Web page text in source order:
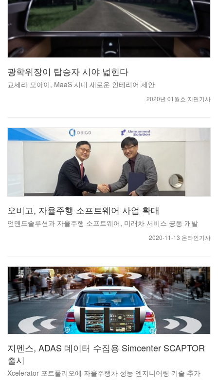
광학위장이 탑승자 시야 넓힌다
교세라 모아이, MaaS 시대 새로운 인테리어 제안
2020년 01월호 지면기사
오비고, 자율주행 소프트웨어 사업 확대
언맨드솔루션과 자율주행 소프트웨어, 미래차 서비스 공동 개발
2020-11-13 온라인기사
지멘스, ADAS 데이터 수집용 Simcenter SCAPTOR
출시
Xcelerator 포트폴리오에 자율주행차 성능 엔지니어링 기술 추가